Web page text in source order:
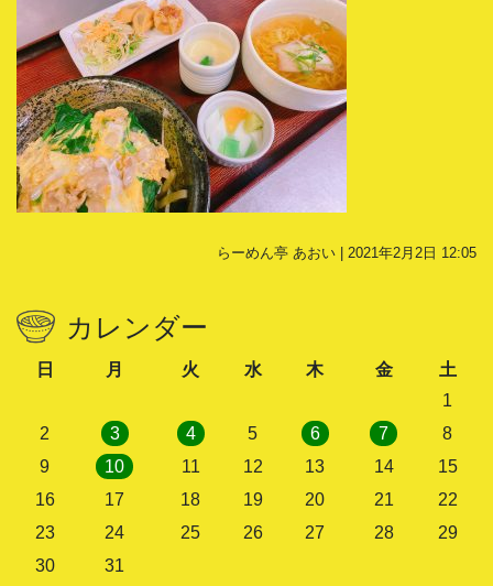
らーめん亭 あおい | 2021年2月2日 12:05
カレンダー
日 月 火 水 木 金
土
1
2
3 4 5 6 7
8
9
10 11 12 13 14
15
16
17 18 19 20 21
22
23
24 25 26 27 28
29
30
31